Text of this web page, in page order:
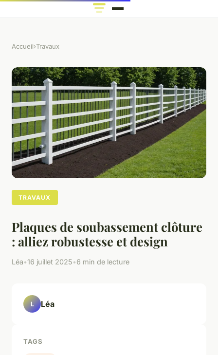
Accueil›Travaux
TRAVAUX
Plaques de soubassement clôture
: alliez robustesse et design
Léa•16 juillet 2025•6 min de lecture
L Léa
TAGS